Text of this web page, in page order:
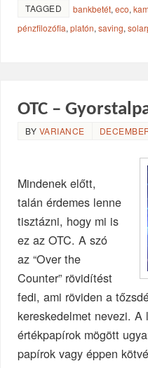
TAGGED bankbetét,eco,
pénzfilozófia,platón,saving,
OTC –
BY VARIANCE
Mindenek előtt,
talán érdemes lenne
tisztázni, hogy mi is
ez az OTC. A szó
az “Over the
Counter” rövidítést
fedi, ami röviden a
kereskedelmet nevezi.
értékpapírok mögött
papírok vagy éppen